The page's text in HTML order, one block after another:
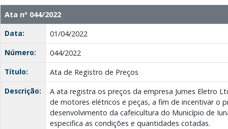
Ata nº 044/2022
Data:
01/04/2022
Número:
044/2022
Título:
Ata de Registro de Preços
Descrição:
A ata registra os preços da empresa Jumes Eletro
de motores elétricos e peças, a fim de incentivar o
desenvolvimento da cafeicultura do Município de
especifica as condições e quantidades cotadas.